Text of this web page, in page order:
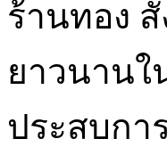
ร้านทอง
ยาวนานใ
ประสบกา